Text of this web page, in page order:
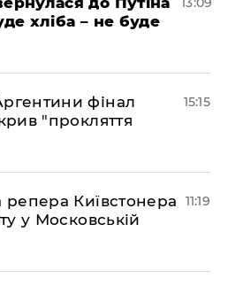
хліба – не буде
фінал
"прокляття
15:15
репера Київстонера
у Московській
11:19